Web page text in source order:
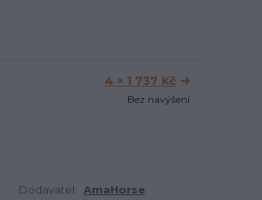
4 × 1 737 Kč
Bez navýšení
Dodavatel:
AmaHorse